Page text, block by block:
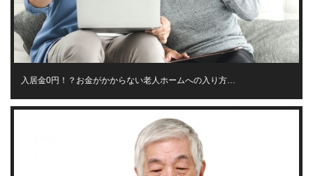
入居金0円！？お金がかからない老人ホームへの入り方…